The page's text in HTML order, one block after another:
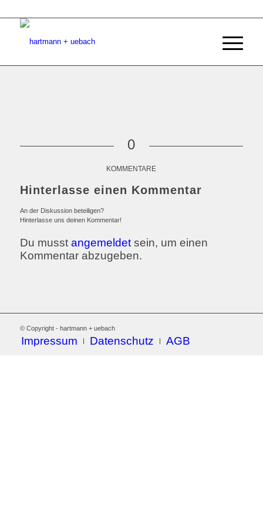
0
KOMMENTARE
Hinterlasse einen Kommentar
An der Diskussion beteiligen?
Hinterlasse uns deinen Kommentar!
Du musst angemeldetsein, um einen
Kommentar abzugeben.
© Copyright - hartmann + uebach
Impressum Datenschutz AGB